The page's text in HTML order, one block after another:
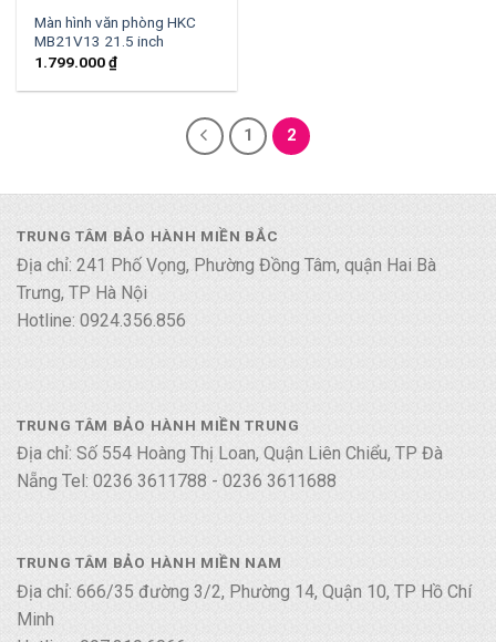
Màn hình văn phòng HKC
MB21V13 21.5 inch
1.799.000₫
1 2
TRUNG TÂM BẢO HÀNH MIỀN BẮC
Địa chỉ: 241 Phố Vọng, Phường Đồng Tâm, quận Hai Bà
Trưng, TP Hà Nội
Hotline: 0924.356.856
TRUNG TÂM BẢO HÀNH MIỀN TRUNG
Địa chỉ: Số 554 Hoàng Thị Loan, Quận Liên Chiểu, TP Đà
Nẵng Tel: 0236 3611788 - 0236 3611688
TRUNG TÂM BẢO HÀNH MIỀN NAM
Địa chỉ: 666/35 đường 3/2, Phường 14, Quận 10, TP Hồ Chí
Minh